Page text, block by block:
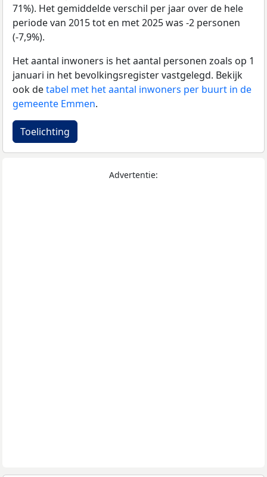
71%). Het gemiddelde verschil per jaar over de hele
periode van 2015 tot en met 2025 was -2 personen
(-7,9%).
Het aantal inwoners is het aantal personen zoals op 1
januari in het bevolkingsregister vastgelegd. Bekijk
ook detabel met het aantal inwoners per buurt in de
gemeente Emmen.
Toelichting
Advertentie: